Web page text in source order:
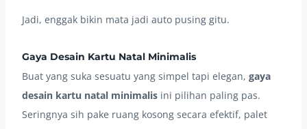
Jadi, enggak bikin mata jadi auto pusing gitu.
Gaya Desain Kartu Natal Minimalis
Buat yang suka sesuatu yang simpel tapi elegan, gaya
desain kartu natal minimalis ini pilihan paling pas.
Seringnya sih pake ruang kosong secara efektif, palet